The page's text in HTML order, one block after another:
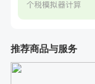
推荐商品与服务